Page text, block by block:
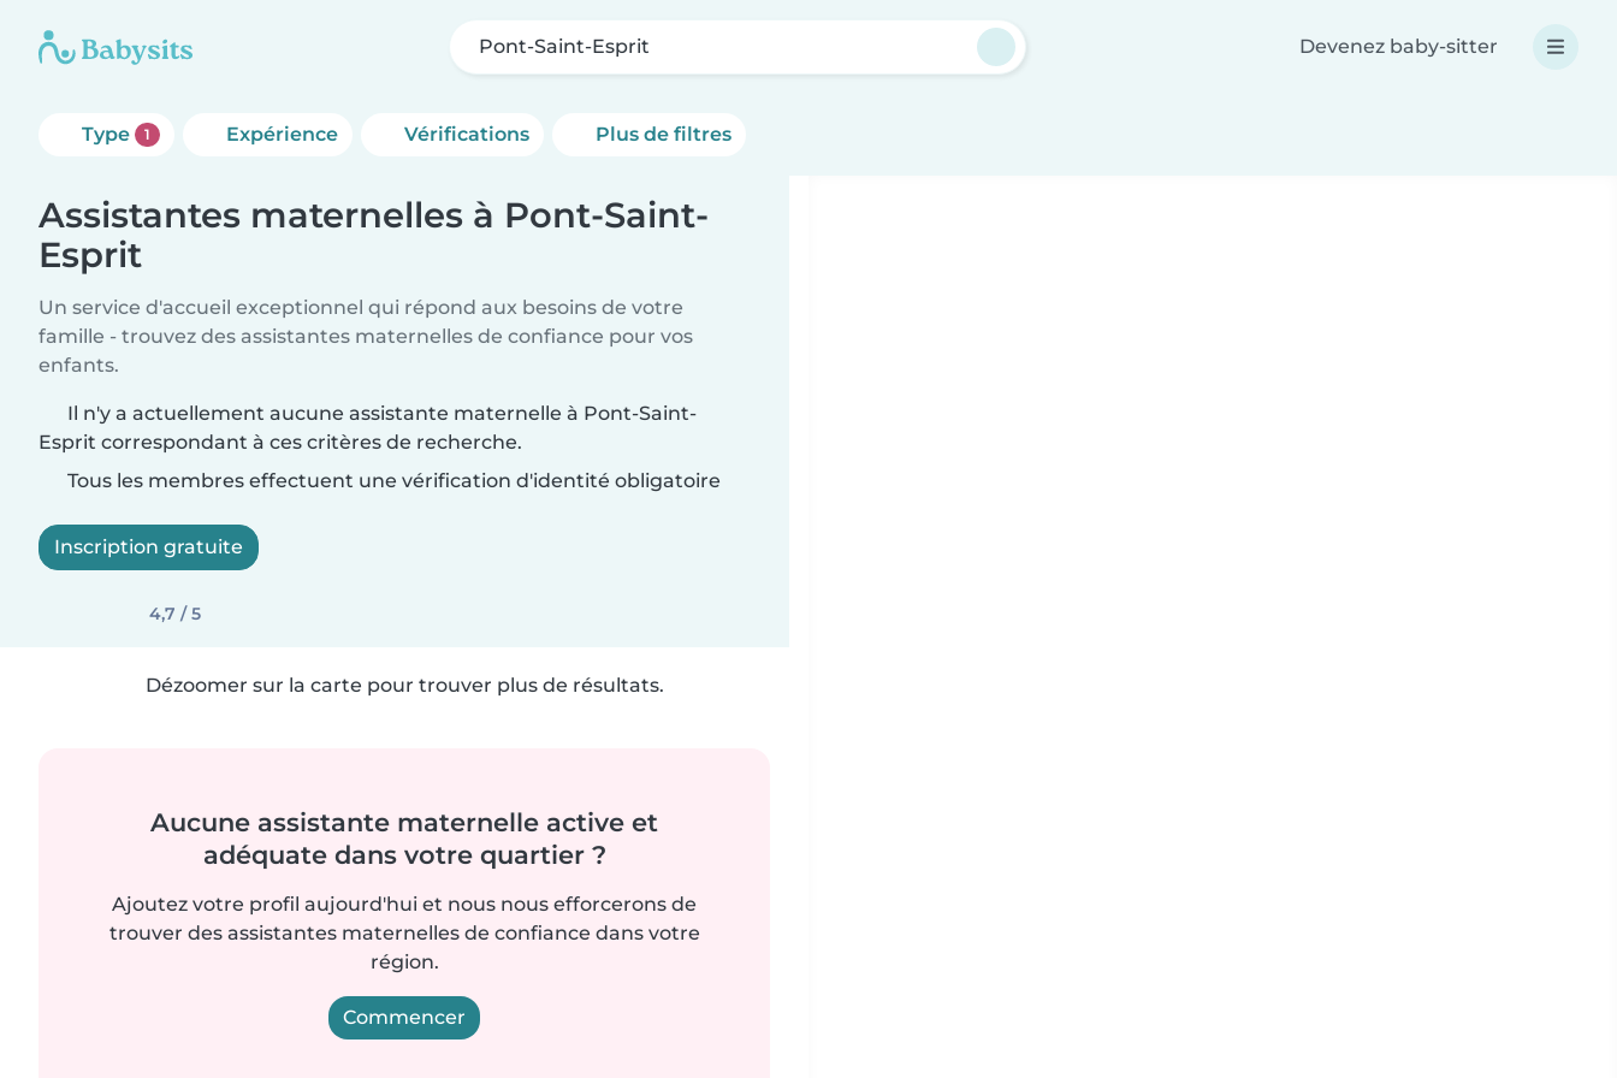
Pont-Saint-Esprit Devenez baby-sitter
Type 1 Expérience Vérifications Plus de filtres
Assistantes maternelles à Pont-Saint-
Esprit
Un service d'accueil exceptionnel qui répond aux besoins de votre
famille - trouvez des assistantes maternelles de confiance pour vos
enfants.
Il n'y a actuellement aucune assistante maternelle à Pont-Saint-
Esprit correspondant à ces critères de recherche.
Tous les membres effectuent une vérification d'identité obligatoire
Inscription gratuite
4,7 / 5
Dézoomer sur la carte pour trouver plus de résultats.
Aucune assistante maternelle active et
adéquate dans votre quartier ?
Ajoutez votre profil aujourd'hui et nous nous efforcerons de
trouver des assistantes maternelles de confiance dans votre
région.
Commencer